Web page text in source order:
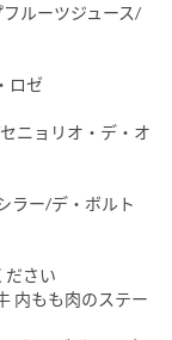
ルーツジュース/
ロゼ
ニョリオ・デ・オ
ラー/デ・ボルト
ださい
内もも肉のステー